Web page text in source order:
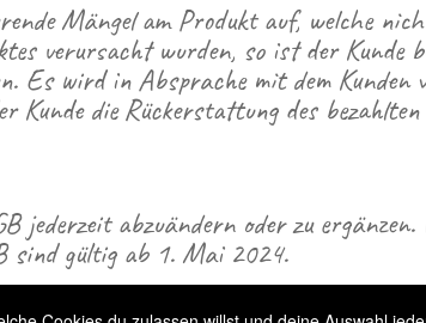
Mängel am Produkt auf, welche
verursacht wurden, so ist der Kunde
Es wird in Absprache mit dem Kunden
Kunde die Rückerstattung des
jederzeit abzuändern oder zu
sind gültig ab 1. Mai 2024.